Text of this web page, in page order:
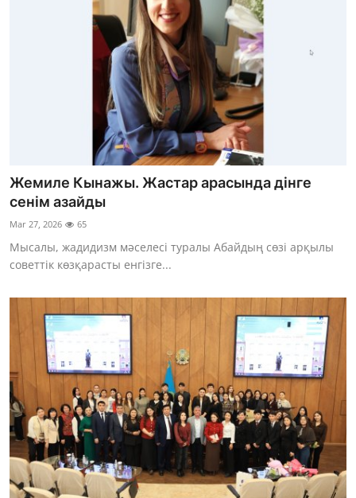
Жемиле Кынажы. Жастар арасында дінге
сенім азайды
Mar 27, 2026 65
Мысалы, жадидизм мәселесі туралы Абайдың сөзі арқылы
советтік көзқарасты енгізге...